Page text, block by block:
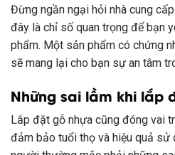
Đừng ngần ngại hỏi nhà cung
đây là chỉ số quan trọng để bạn
phẩm. Một sản phẩm có chứng
sẽ mang lại cho bạn sự an tâm
Những sai lầm khi lắp
Lắp đặt gỗ nhựa cũng đóng vai
đảm bảo tuổi thọ và hiệu quả sử